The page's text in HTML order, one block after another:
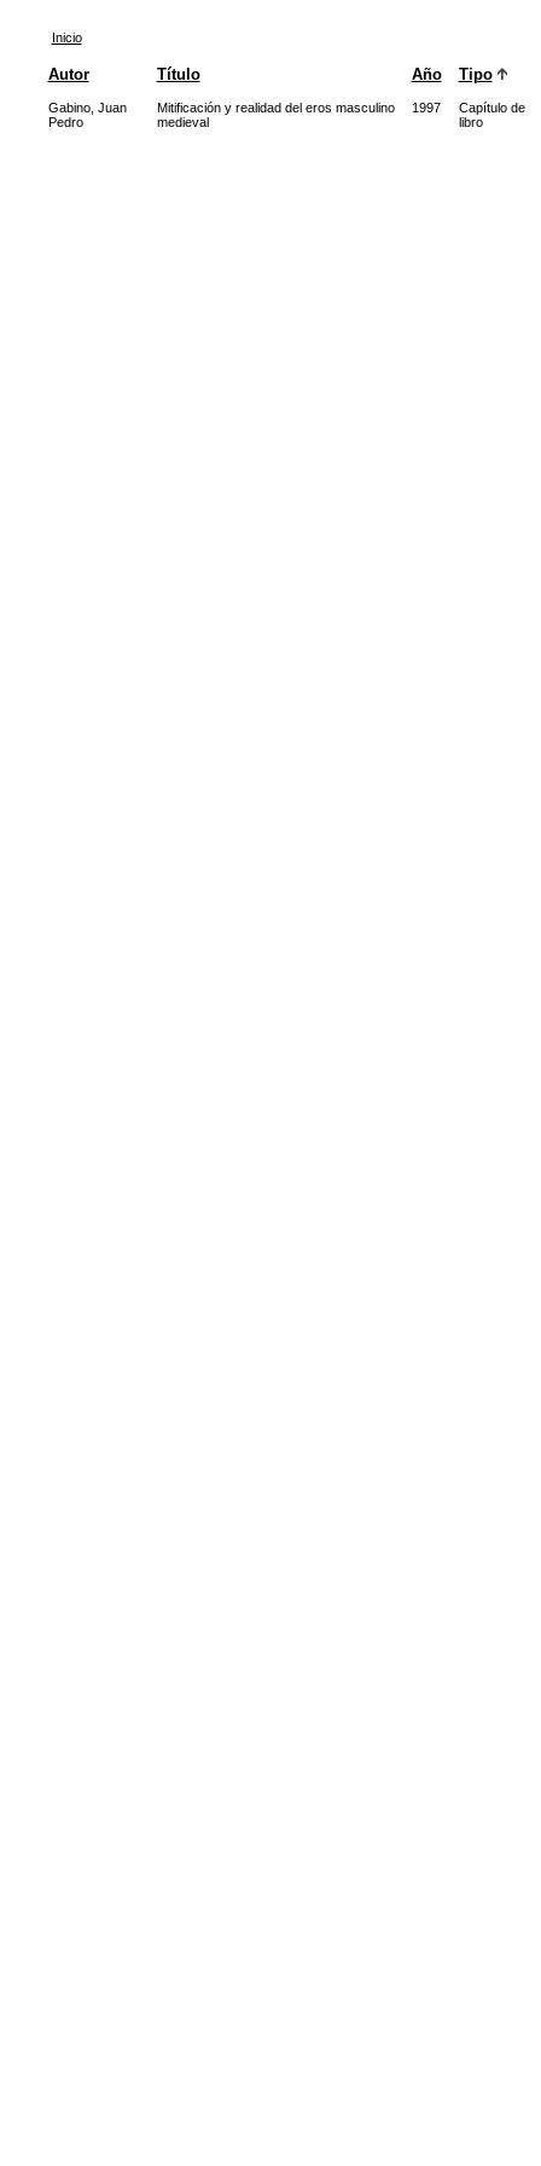
Inicio
Autor Título Año Tipo
Gabino, Juan
Pedro
Mitificación y realidad del eros masculino
medieval
1997
Capítulo de
libro